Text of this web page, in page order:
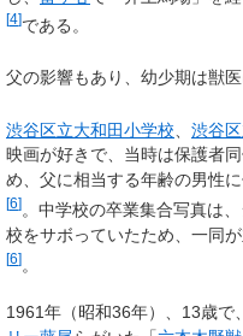
[4]である。
父の影響もあり、幼少期は獣
渋谷区立大和田小学校 渋谷
映画が好きで、当時は保護者
め、父に相当する年齢の男性
[6] 。中学校の卒業集合写真は
校をサボっていたため、一同
[6]。
1961年（昭和36年）、13歳で、